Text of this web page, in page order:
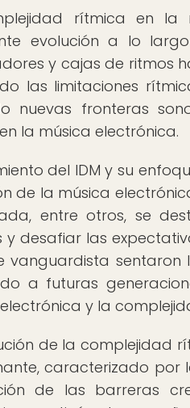
rítmica en la
evolución a lo
y cajas de ritmos
las limitaciones
nuevas fronteras
la música electrónica.
del IDM y su
de la música
entre otros, se
y desafiar las
vanguardista sentaron
a futuras
y la
de la complejidad
caracterizado por
de las barreras